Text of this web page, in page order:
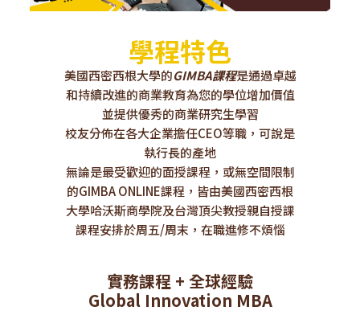
學程特色
美國西密西根大學的GIMBA課程是通過卓越
和持續改進的商業教育為您的學位增加價值
並提供優秀的商業研究生學習
校友分佈在各大企業擔任CEO等職，可說是
執行長的產地
無論是最受歡迎的面授課程，或無空間限制
的GIMBA ONLINE課程，皆由美國西密西根
大學哈沃斯商學院及台灣頂尖教授親自授課
課程安排於周五/周末，在職進修不煩惱
實務課程 + 全球經驗
Global Innovation MBA